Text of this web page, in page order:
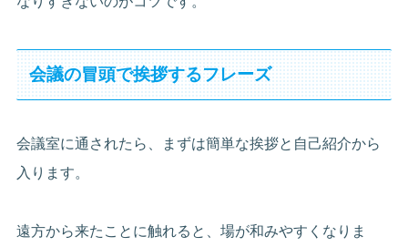
会議の冒頭で挨拶するフレーズ
会議室に通されたら、まずは簡単な挨拶と自己紹介から
入ります。
遠方から来たことに触れると、場が和みやすくなりま